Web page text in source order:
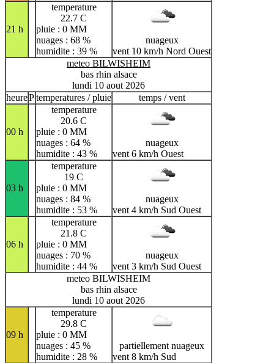
21 h
temperature
22.7 C
pluie : 0 MM
nuages : 68 %
humidite : 39 %
nuageux
vent 10 km/h Nord Ouest
meteo BILWISHEIM
bas rhin alsace
lundi 10 aout 2026
heurePtemperatures / pluie temps / vent
00 h
temperature
20.6 C
pluie : 0 MM
nuages : 64 %
humidite : 43 %
nuageux
vent 6 km/h Ouest
03 h
temperature
19 C
pluie : 0 MM
nuages : 84 %
humidite : 53 %
nuageux
vent 4 km/h Sud Ouest
06 h
temperature
21.8 C
pluie : 0 MM
nuages : 70 %
humidite : 44 %
nuageux
vent 3 km/h Sud Ouest
meteo BILWISHEIM
bas rhin alsace
lundi 10 aout 2026
09 h
temperature
29.8 C
pluie : 0 MM
nuages : 45 %
humidite : 28 %
partiellement nuageux
vent 8 km/h Sud